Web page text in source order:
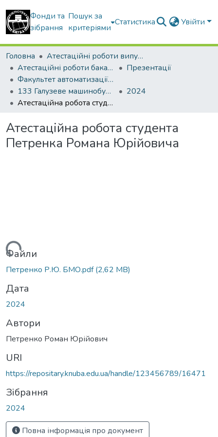
Фонди та
зібрання
Пошук за
критеріями
Статистика Увійти
Головна
Атестаційні роботи випускників
Атестаційні роботи бакалаврів
Презентації
Факультет автоматизації і інформаційних технологій
133 Галузеве машинобудування
2024
Атестаційна робота студента Петренка Романа Юрійовича
Атестаційна робота студента
Петренка Романа Юрійовича
Вантажиться...
Файли
Петренко Р.Ю. БМО.pdf(2,62 MB)
Дата
2024
Автори
Петренко Роман Юрійович
URI
https://repositary.knuba.edu.ua/handle/123456789/16471
Зібрання
2024
Повна інформація про документ